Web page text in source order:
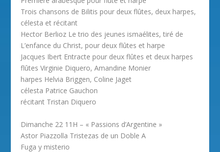
Trois chansons de Bilitis pour deux flûtes, deux harpes,
célesta et récitant
Hector Berlioz Le trio des jeunes ismaélites, tiré de
L’enfance du Christ, pour deux flûtes et harpe
Jacques Ibert Entracte pour deux flûtes et deux harpes
flûtes Virginie Diquero, Amandine Monier
harpes Helvia Briggen, Coline Jaget
célesta Patrice Gauchon
récitant Tristan Diquero
Dimanche 22 11H – « Passions d’Argentine »
Astor Piazzolla Tristezas de un Doble A
Fuga y misterio